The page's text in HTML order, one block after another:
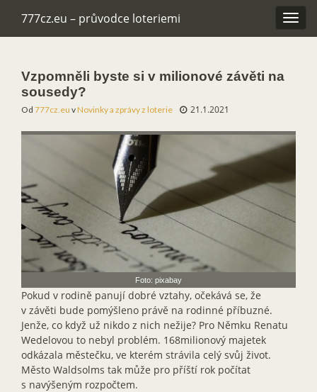
777cz.eu – průvodce loteriemi
Vzpomněli byste si v milionové závěti na
sousedy?
Od 777cz.eu vNovinky a zprávy z loterie 21.1.2021
Foto: pixabay
Pokud v rodině panují dobré vztahy, očekává se, že
v závěti bude pomýšleno právě na rodinné příbuzné.
Jenže, co když už nikdo z nich nežije? Pro Němku Renatu
Wedelovou to nebyl problém. 168milionový majetek
odkázala městečku, ve kterém strávila celý svůj život.
Město Waldsolms tak může pro příští rok počítat
s navýšeným rozpočtem.